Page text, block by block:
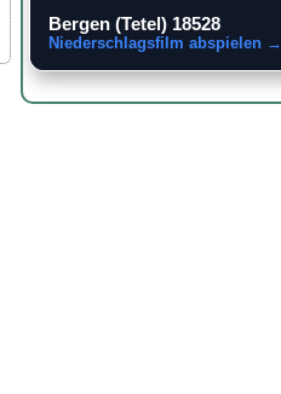
Bergen (Tetel) 18528
Niederschlagsfilm abspielen →